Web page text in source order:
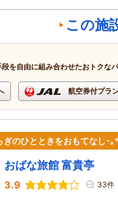
この施
を自由に組み合わせたおトクな
航空券付プラ
のひとときをおもてなし･｡
おばな旅館 富貴亭
3.9 33件